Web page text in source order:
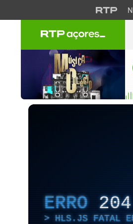
ERRO 204
HLS.JS FATAL